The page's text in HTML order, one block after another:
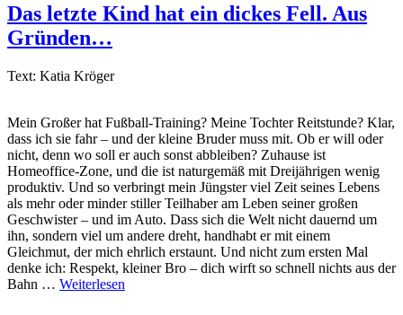
Das letzte Kind hat ein dickes Fell. Aus
Gründen…
Text: Katia Kröger
Mein Großer hat Fußball-Training? Meine Tochter Reitstunde? Klar,
dass ich sie fahr – und der kleine Bruder muss mit. Ob er will oder
nicht, denn wo soll er auch sonst abbleiben? Zuhause ist
Homeoffice-Zone, und die ist naturgemäß mit Dreijährigen wenig
produktiv. Und so verbringt mein Jüngster viel Zeit seines Lebens
als mehr oder minder stiller Teilhaber am Leben seiner großen
Geschwister – und im Auto. Dass sich die Welt nicht dauernd um
ihn, sondern viel um andere dreht, handhabt er mit einem
Gleichmut, der mich ehrlich erstaunt. Und nicht zum ersten Mal
denke ich: Respekt, kleiner Bro – dich wirft so schnell nichts aus der
Bahn … Weiterlesen